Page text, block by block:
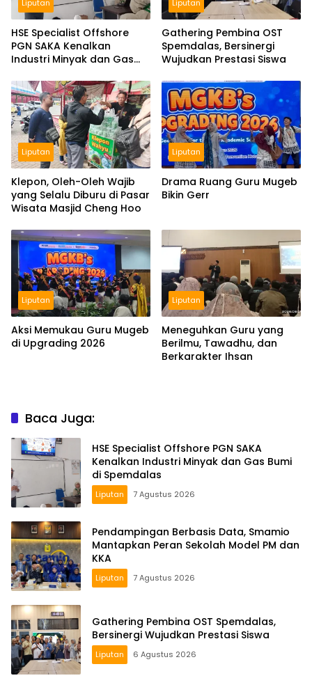
Liputan
HSE Specialist Offshore
PGN SAKA Kenalkan
Industri Minyak dan Gas
Liputan
Gathering Pembina OST
Spemdalas, Bersinergi
Wujudkan Prestasi Siswa
Liputan
Klepon, Oleh-Oleh Wajib
yang Selalu Diburu di Pasar
Wisata Masjid Cheng Hoo
Liputan
Drama Ruang Guru Mugeb
Bikin Gerr
Liputan
Aksi Memukau Guru Mugeb
di Upgrading 2026
Liputan
Meneguhkan Guru yang
Berilmu, Tawadhu, dan
Berkarakter Ihsan
Baca Juga:
HSE Specialist Offshore PGN SAKA
Kenalkan Industri Minyak dan Gas Bumi
di Spemdalas
Liputan 7 Agustus 2026
Pendampingan Berbasis Data, Smamio
Mantapkan Peran Sekolah Model PM dan
KKA
Liputan 7 Agustus 2026
Gathering Pembina OST Spemdalas,
Bersinergi Wujudkan Prestasi Siswa
Liputan 6 Agustus 2026